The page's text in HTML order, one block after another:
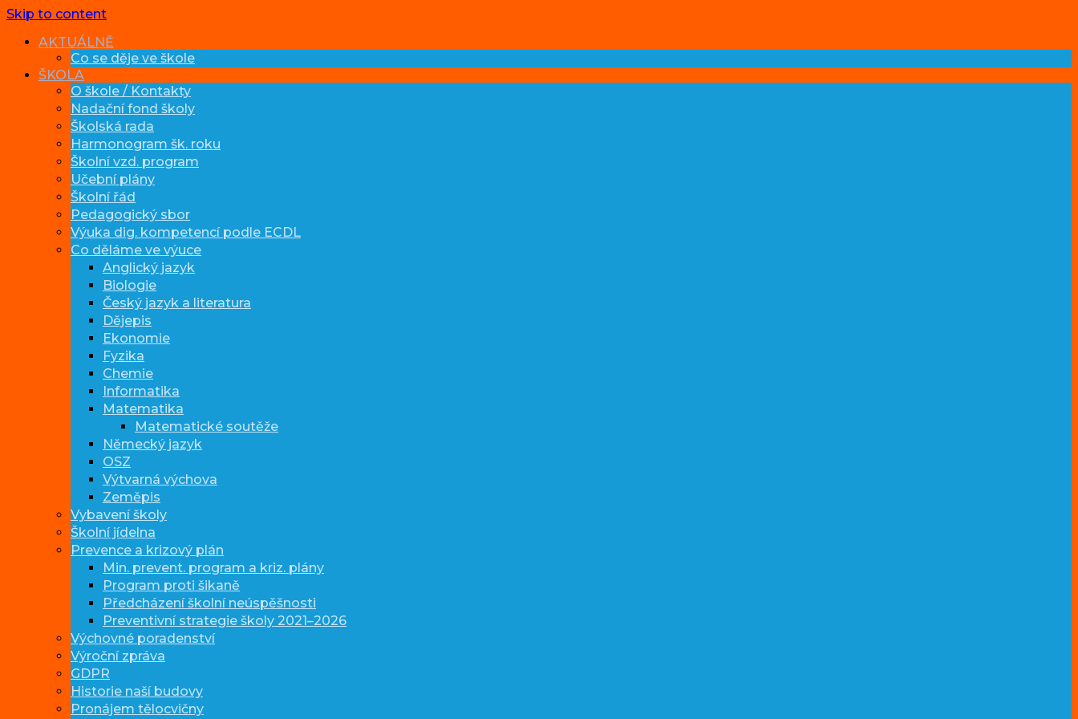
Skip to content
AKTUÁLNĚ
Co se děje ve škole
ŠKOLA
O škole / Kontakty
Nadační fond školy
Školská rada
Harmonogram šk. roku
Školní vzd. program
Učební plány
Školní řád
Pedagogický sbor
Výuka dig. kompetencí podle ECDL
Co děláme ve výuce
Anglický jazyk
Biologie
Český jazyk a literatura
Dějepis
Ekonomie
Fyzika
Chemie
Informatika
Matematika
Matematické soutěže
Německý jazyk
OSZ
Výtvarná výchova
Zeměpis
Vybavení školy
Školní jídelna
Prevence a krizový plán
Min. prevent. program a kriz. plány
Program proti šikaně
Předcházení školní neúspěšnosti
Preventivní strategie školy 2021–2026
Výchovné poradenství
Výroční zpráva
GDPR
Historie naší budovy
Pronájem tělocvičny